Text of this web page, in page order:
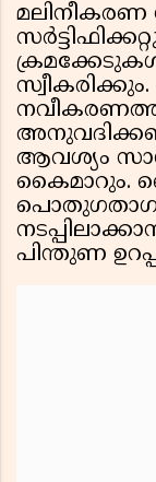
മലിനീകരണ
ആവശ്യം
കൈമാറും.
പിന്തുണ